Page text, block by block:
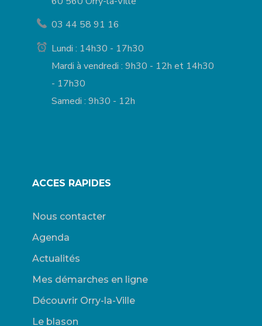
03 44 58 91 16
Lundi : 14h30 - 17h30
Mardi à vendredi : 9h30 - 12h et 14h30
- 17h30
Samedi : 9h30 - 12h
ACCES RAPIDES
Nous contacter
Agenda
Actualités
Mes démarches en ligne
Découvrir Orry-la-Ville
Le blason